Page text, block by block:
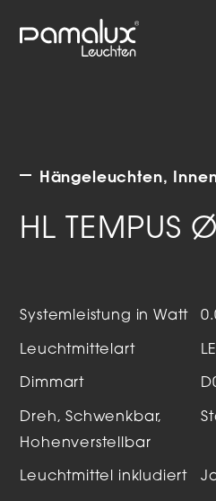
Hängeleuchten
HL TEMPUS
Systemleistung in Watt
Leuchtmittelart
Dimmart
Dreh, Schwenkbar,
Hohenverstellbar
Leuchtmittel inkludiert